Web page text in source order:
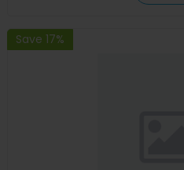
Save 17%